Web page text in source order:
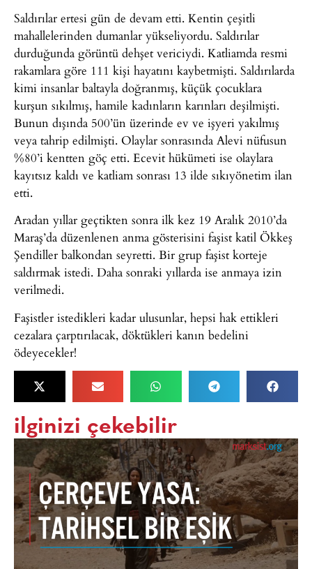
Saldırılar ertesi gün de devam etti. Kentin çeşitli
mahallelerinden dumanlar yükseliyordu. Saldırılar
durduğunda görüntü dehşet vericiydi. Katliamda resmi
rakamlara göre 111 kişi hayatını kaybetmişti. Saldırılarda
kimi insanlar baltayla doğranmış, küçük çocuklara
kurşun sıkılmış, hamile kadınların karınları deşilmişti.
Bunun dışında 500’ün üzerinde ev ve işyeri yakılmış
veya tahrip edilmişti. Olaylar sonrasında Alevi nüfusun
%80’i kentten göç etti. Ecevit hükümeti ise olaylara
kayıtsız kaldı ve katliam sonrası 13 ilde sıkıyönetim ilan
etti.
Aradan yıllar geçtikten sonra ilk kez 19 Aralık 2010’da
Maraş’da düzenlenen anma gösterisini faşist katil Ökkeş
Şendiller balkondan seyretti. Bir grup faşist korteje
saldırmak istedi. Daha sonraki yıllarda ise anmaya izin
verilmedi.
Faşistler istedikleri kadar ulusunlar, hepsi hak ettikleri
cezalara çarptırılacak, döktükleri kanın bedelini
ödeyecekler!
ilginizi çekebilir